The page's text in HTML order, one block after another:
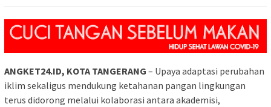
ANGKET24.ID, KOTA TANGERANG – Upaya adaptasi perubahan
iklim sekaligus mendukung ketahanan pangan lingkungan
terus didorong melalui kolaborasi antara akademisi,